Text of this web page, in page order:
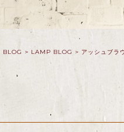
BLOG > LAMP BLOG > アッシュブラ